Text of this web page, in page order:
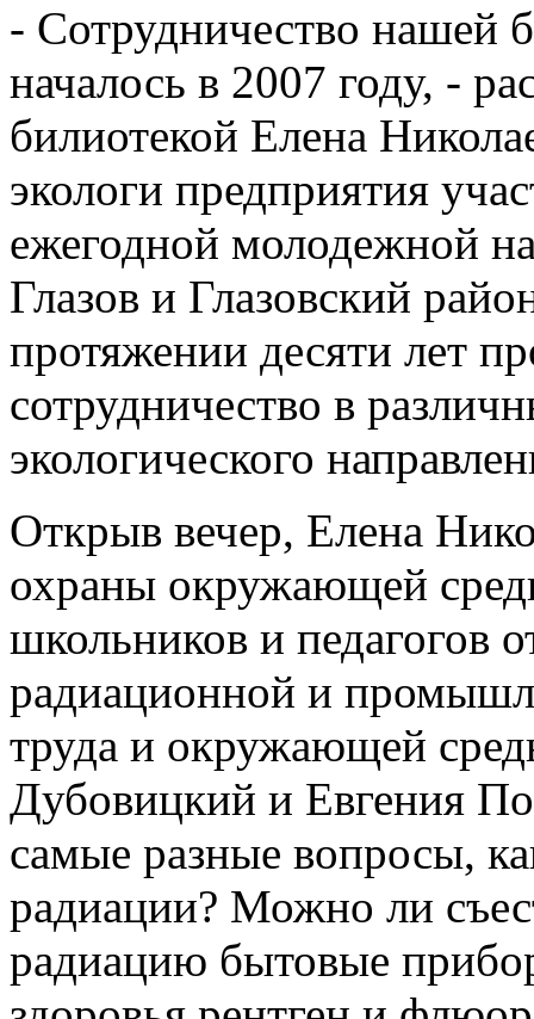
- Сотрудничество нашей
началось в 2007 году, -
билиотекой Елена
экологи предприятия
ежегодной молодежной
Глазов и Глазовский
протяжении десяти лет
сотрудничество в
экологического
Открыв вечер, Елена
охраны окружающей
школьников и педагогов
радиационной и
труда и окружающей
Дубовицкий и Евгения
самые разные вопросы,
радиации? Можно ли
радиацию бытовые